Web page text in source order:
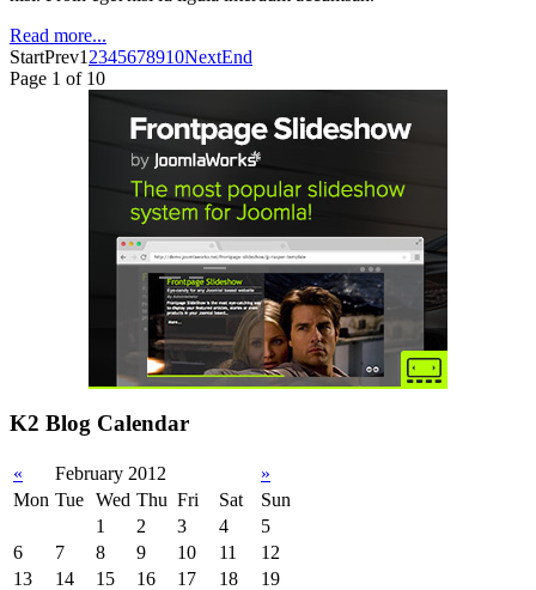
Read more...
StartPrev1 2345678910NextEnd
Page 1 of 10
K2 Blog Calendar
« February 2012
»
Mon Tue Wed Thu Fri Sat
Sun
1
2 3 4
5
6
7 8 9 10 11
12
13
14 15 16 17 18
19